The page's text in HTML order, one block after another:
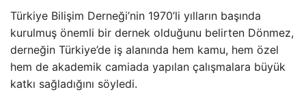
Türkiye Bilişim Derneği’nin 1970’li yılların başında
kurulmuş önemli bir dernek olduğunu belirten Dönmez,
derneğin Türkiye’de iş alanında hem kamu, hem özel
hem de akademik camiada yapılan çalışmalara büyük
katkı sağladığını söyledi.